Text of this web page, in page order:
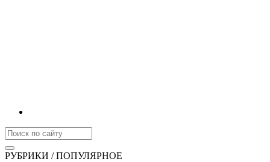
РУБРИКИ / ПОПУЛЯРНОЕ